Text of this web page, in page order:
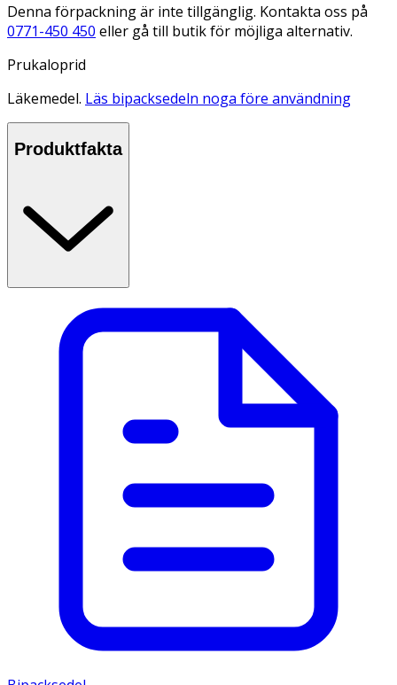
Denna förpackning är inte tillgänglig. Kontakta oss på
0771-450 450 eller gå till butik för möjliga alternativ.
Prukaloprid
Läkemedel. Läs bipacksedeln noga före användning
Produktfakta